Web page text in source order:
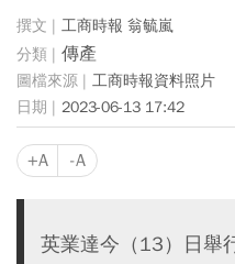
工商時報 翁毓嵐
傳產
工商時報資料照片
2023-06-13 17:42
+A -A
英業達今（13）日舉